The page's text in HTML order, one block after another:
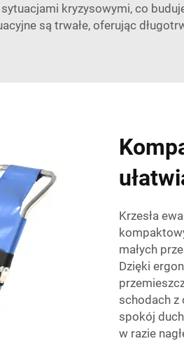
kryzysowymi, co
są trwałe, oferując
Krzesła
małych
Dzięki
schodach z
spokój
w razie